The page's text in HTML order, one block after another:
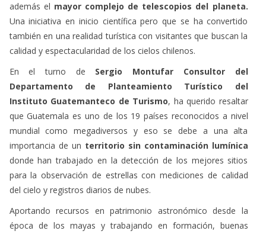
además el mayor complejo de telescopios del planeta.
Una iniciativa en inicio científica pero que se ha convertido
también en una realidad turística con visitantes que buscan la
calidad y espectacularidad de los cielos chilenos.
En el turno de Sergio Montufar Consultor del
Departamento de Planteamiento Turístico del
Instituto Guatemanteco de Turismo, ha querido resaltar
que Guatemala es uno de los 19 países reconocidos a nivel
mundial como megadiversos y eso se debe a una alta
importancia de un territorio sin contaminación lumínica
donde han trabajado en la detección de los mejores sitios
para la observación de estrellas con mediciones de calidad
del cielo y registros diarios de nubes.
Aportando recursos en patrimonio astronómico desde la
época de los mayas y trabajando en formación, buenas